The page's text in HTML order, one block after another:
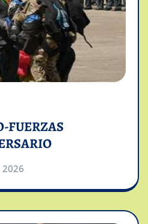
FUERZAS
2026